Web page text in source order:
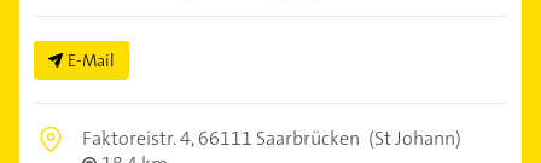
E-Mail
Faktoreistr. 4,66111 Saarbrücken (St Johann)